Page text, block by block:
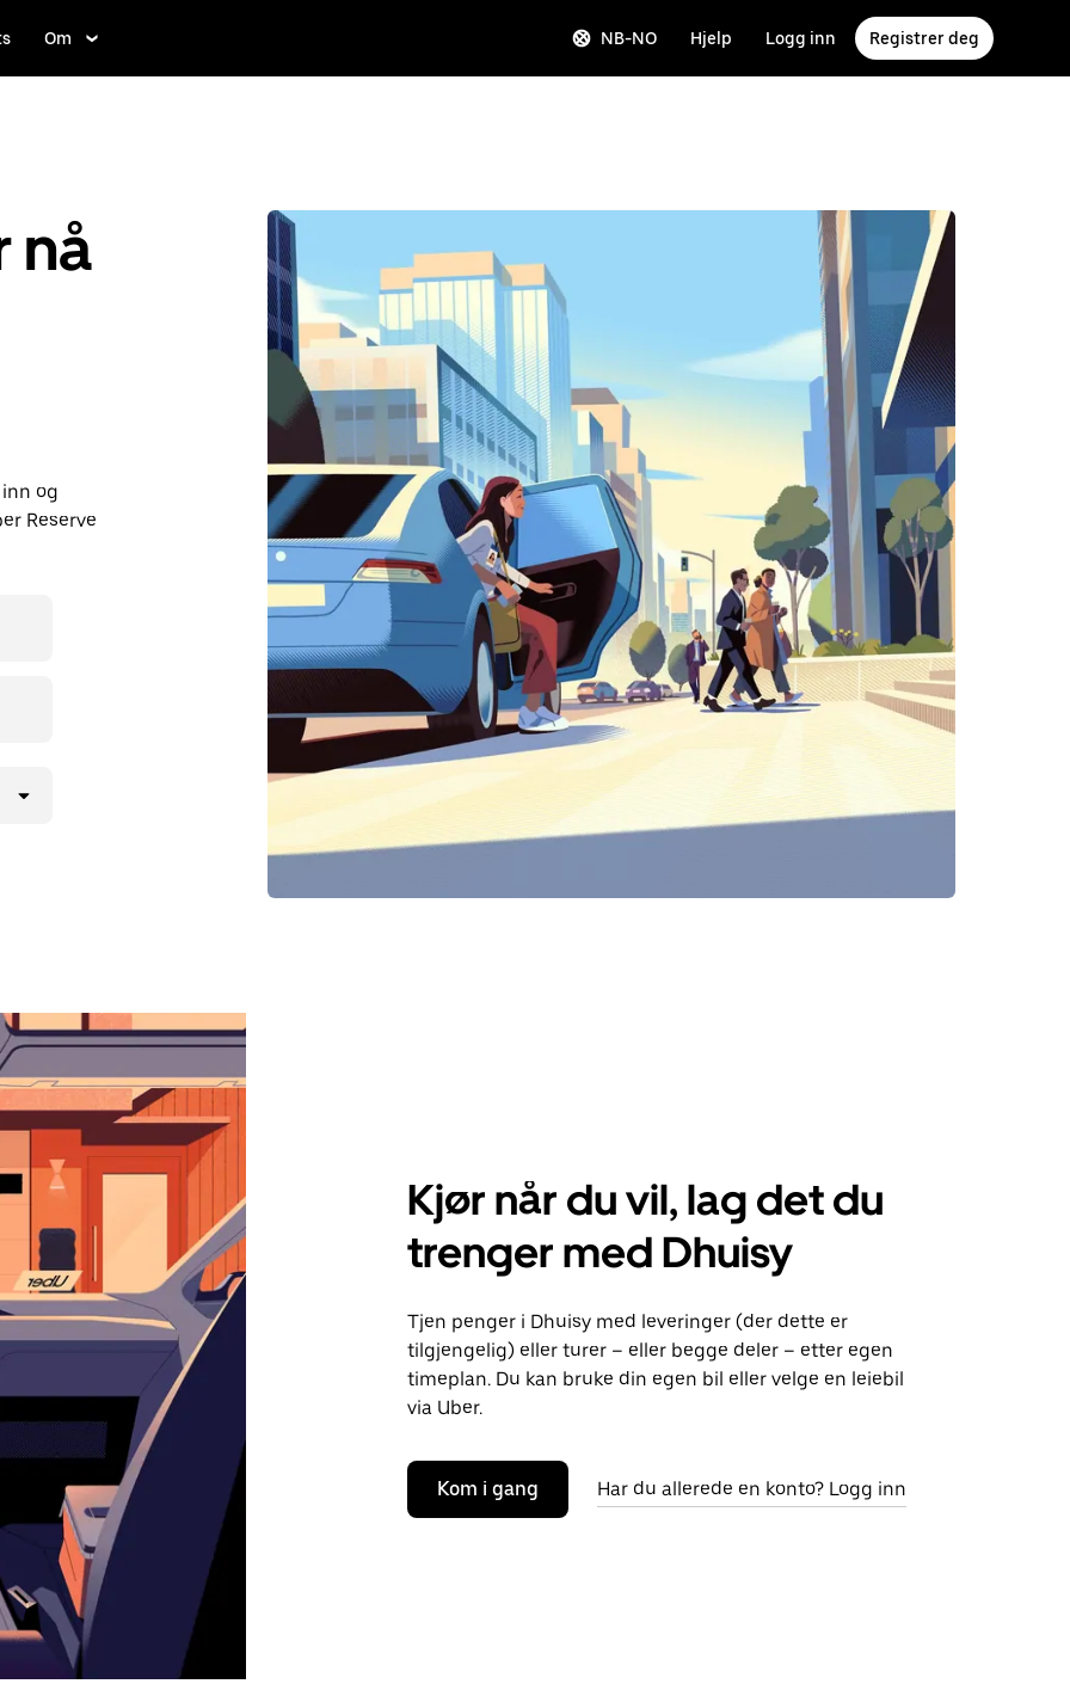
Om NB-NO Hjelp Logg inn Registrer deg
nå
og
Reserve
Kjør når du vil, lag det du
trenger med Dhuisy
Tjen penger i Dhuisy med leveringer (der dette er
tilgjengelig) eller turer – eller begge deler – etter egen
timeplan. Du kan bruke din egen bil eller velge en leiebil
via Uber.
Kom i gang Har du allerede en konto? Logg inn